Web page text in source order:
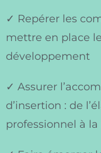
✓ Repérer les
mettre en place
développement
✓ Assurer
d’insertion : de
professionnel à